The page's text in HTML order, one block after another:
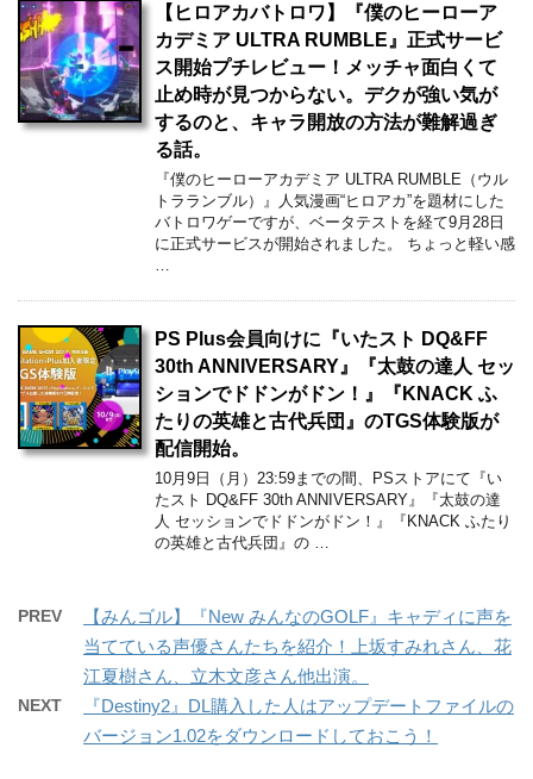
【ヒロアカバトロワ】『僕のヒーローア
カデミア ULTRA RUMBLE』正式サービ
ス開始プチレビュー！メッチャ面白くて
止め時が見つからない。デクが強い気が
するのと、キャラ開放の方法が難解過ぎ
る話。
『僕のヒーローアカデミア ULTRA RUMBLE（ウル
トラランブル）』人気漫画“ヒロアカ”を題材にした
バトロワゲーですが、ベータテストを経て9月28日
に正式サービスが開始されました。 ちょっと軽い感
PS Plus会員向けに『いたスト DQ&FF
30th ANNIVERSARY』『太鼓の達人 セッ
ションでドドンがドン！』『KNACK ふ
たりの英雄と古代兵団』のTGS体験版が
配信開始。
10月9日（月）23:59までの間、PSストアにて『い
たスト DQ&FF 30th ANNIVERSARY』『太鼓の達
人 セッションでドドンがドン！』『KNACK ふたり
の英雄と古代兵団』の …
PREV
【みんゴル】『New みんなのGOLF』キャディに声を
当てている声優さんたちを紹介！上坂すみれさん、花
江夏樹さん、立木文彦さん他出演。
NEXT
『Destiny2』DL購入した人はアップデートファイルの
バージョン1.02をダウンロードしておこう！